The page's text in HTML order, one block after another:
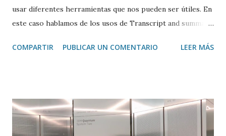
usar diferentes herramientas que nos pueden ser útiles. En
este caso hablamos de los usos de Transcript and summary
transcribir y resumir los vídeos de Youtube, así como
COMPARTIR PUBLICAR UN COMENTARIO LEER MÁS